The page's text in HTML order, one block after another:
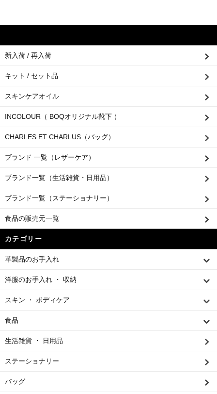
新入荷 / 再入荷
キット / セット品
スキンケアオイル
INCOLOUR（ BOQオリジナル靴下 ）
CHARLES ET CHARLUS（バッグ）
ブランド 一覧（レザーケア）
ブランド一覧（生活雑貨・日用品）
ブランド一覧（ステーショナリー）
食品の販売元一覧
カテゴリー
革製品のお手入れ
洋服のお手入れ ・ 収納
スキン ・ ボディケア
食品
生活雑貨 ・ 日用品
ステーショナリー
バッグ